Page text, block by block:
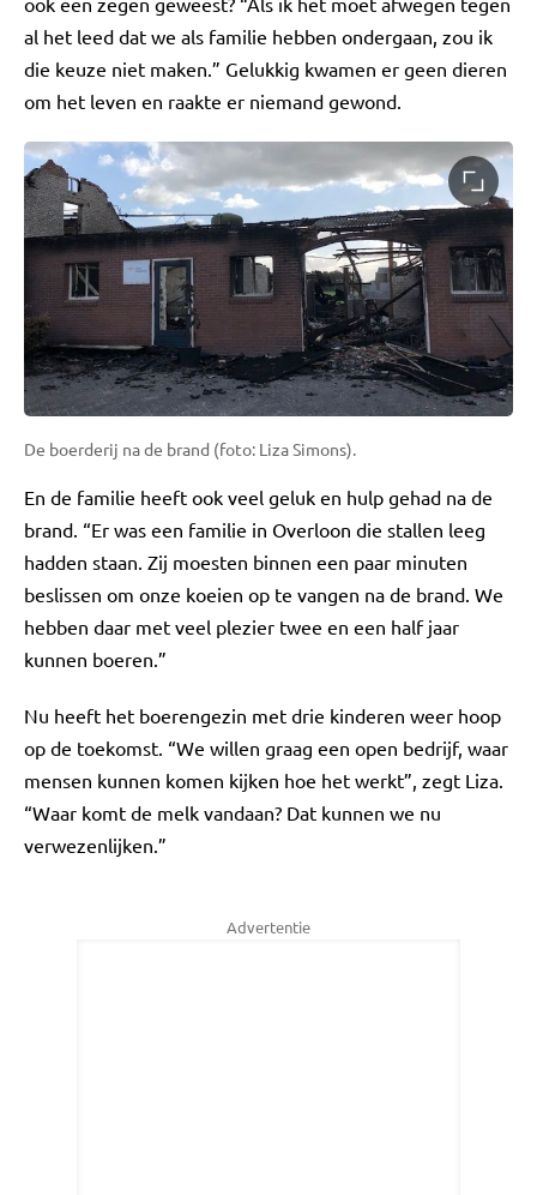
al het leed dat we als familie hebben ondergaan, zou ik
die keuze niet maken.” Gelukkig kwamen er geen dieren
om het leven en raakte er niemand gewond.
De boerderij na de brand (foto: Liza Simons).
En de familie heeft ook veel geluk en hulp gehad na de
brand. “Er was een familie in Overloon die stallen leeg
hadden staan. Zij moesten binnen een paar minuten
beslissen om onze koeien op te vangen na de brand. We
hebben daar met veel plezier twee en een half jaar
kunnen boeren.”
Nu heeft het boerengezin met drie kinderen weer hoop
op de toekomst. “We willen graag een open bedrijf, waar
mensen kunnen komen kijken hoe het werkt”, zegt Liza.
“Waar komt de melk vandaan? Dat kunnen we nu
verwezenlijken.”
Advertentie